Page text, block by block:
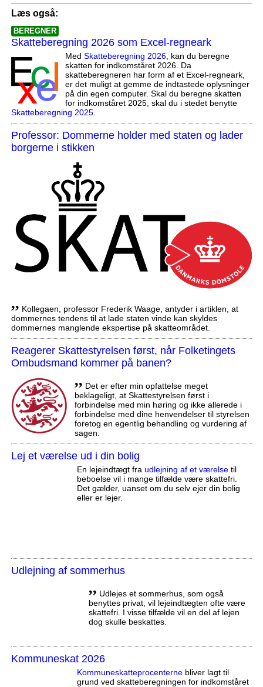
Læs også:
BEREGNER
Skatteberegning 2026 som Excel-regneark
Med Skatteberegning 2026, kan du beregne
skatten for indkomståret 2026. Da
skatteberegneren har form af et Excel-regneark,
er det muligt at gemme de indtastede oplysninger
på din egen computer. Skal du beregne skatten
for indkomståret 2025, skal du i stedet benytte
Skatteberegning 2025.
Professor: Dommerne holder med staten og lader
borgerne i stikken
,, Kollegaen, professor Frederik Waage, antyder i artiklen, at
dommernes tendens til at lade staten vinde kan skyldes
dommernes manglende ekspertise på skatteområdet.
Reagerer Skattestyrelsen først, når Folketingets
Ombudsmand kommer på banen?
,, Det er efter min opfattelse meget
beklageligt, at Skattestyrelsen først i
forbindelse med min høring og ikke allerede i
forbindelse med dine henvendelser til styrelsen
foretog en egentlig behandling og vurdering af
sagen.
Lej et værelse ud i din bolig
En lejeindtægt fra udlejning af et værelsetil
beboelse vil i mange tilfælde være skattefri.
Det gælder, uanset om du selv ejer din bolig
eller er lejer.
Udlejning af sommerhus
,, Udlejes et sommerhus, som også
benyttes privat, vil lejeindtægten ofte være
skattefri. I visse tilfælde vil en del af lejen
dog skulle beskattes.
Kommuneskat 2026
Kommuneskatte­procenternebliver lagt til
grund ved skatteberegningen for indkomståret